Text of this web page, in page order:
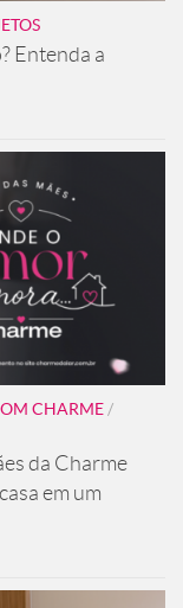
Entenda a
CHARME/
da Charme
em um